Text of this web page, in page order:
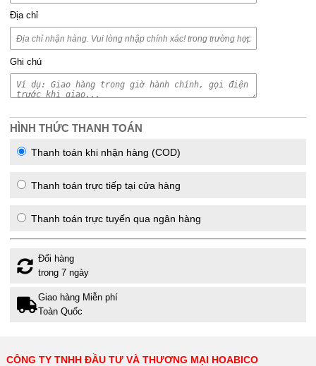
Địa chỉ
Ghi chú
HÌNH THỨC THANH TOÁN
Thanh toán khi nhận hàng (COD)
Thanh toán trực tiếp tại cửa hàng
Thanh toán trực tuyến qua ngân hàng
Đổi hàng
trong 7 ngày
Giao hàng Miễn phí
Toàn Quốc
CÔNG TY TNHH ĐẦU TƯ VÀ THƯƠNG MẠI HOABICO